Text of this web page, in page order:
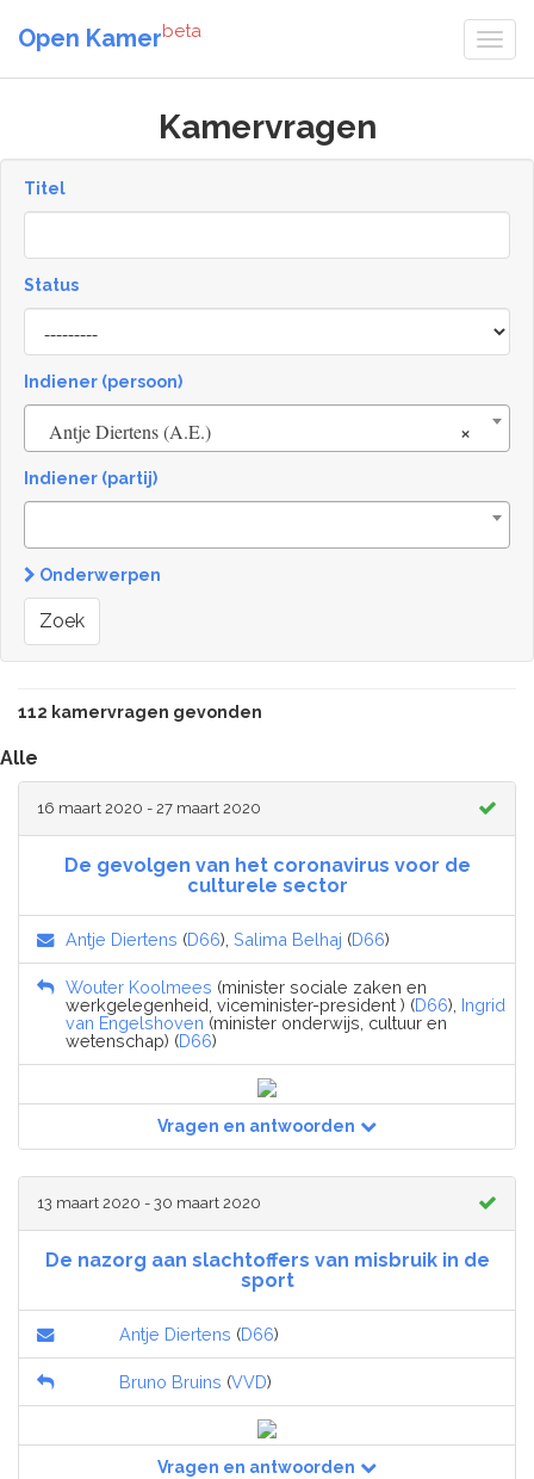
Open Kamerbeta
Kamervragen
Titel
Status
[invalid
name]
Indiener (persoon)
×
Antje Diertens (A.E.)
Indiener (partij)
Onderwerpen
Zoek
112 kamervragen gevonden
Alle
16 maart 2020 - 27 maart 2020
De gevolgen van het coronavirus voor de
culturele sector
Antje Diertens (D66), Salima Belhaj (D66)
Wouter Koolmees (minister sociale zaken en
werkgelegenheid, viceminister-president ) (D66), Ingrid
van Engelshoven (minister onderwijs, cultuur en
wetenschap) (D66)
Vragen en antwoorden
13 maart 2020 - 30 maart 2020
De nazorg aan slachtoffers van misbruik in de
sport
Antje Diertens (D66)
Bruno Bruins (VVD)
Vragen en antwoorden